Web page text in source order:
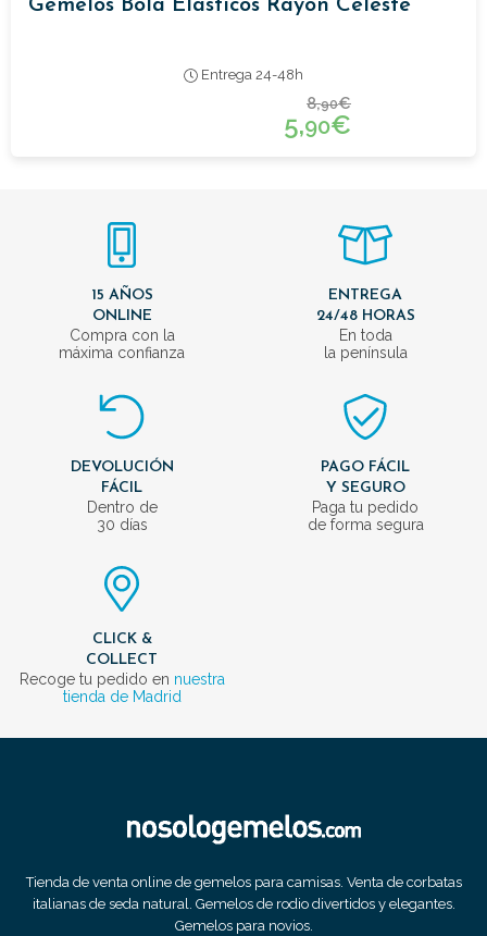
Gemelos Bola Elasticos Rayon Celeste
Entrega 24-48h
8,90€
5,90€
15 AÑOS
ONLINE
Compra con la
máxima confianza
ENTREGA
24/48 HORAS
En toda
la península
DEVOLUCIÓN
FÁCIL
Dentro de
30 días
PAGO FÁCIL
Y SEGURO
Paga tu pedido
de forma segura
CLICK &
COLLECT
Recoge tu pedido en nuestra
tienda de Madrid
Tienda de venta online de gemelos para camisas. Venta de corbatas
italianas de seda natural. Gemelos de rodio divertidos y elegantes.
Gemelos para novios.